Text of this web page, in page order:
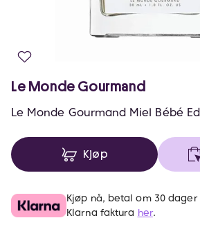
Le Monde Gourmand
Le Monde Gourmand Miel Bébé
Kjøp
Kjøp nå, betal om 30
Klarna faktura her.